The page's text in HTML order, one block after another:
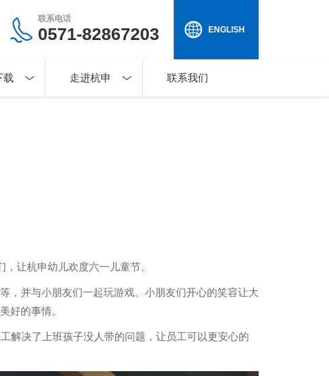
联系电话
0571-82867203 ENGLISH
载 走进杭申 联系我们
让杭申幼儿欢度六一儿童节。
，并与小朋友们一起玩游戏。小朋友们开心的笑容让大
好的事情。
解决了上班孩子没人带的问题，让员工可以更安心的